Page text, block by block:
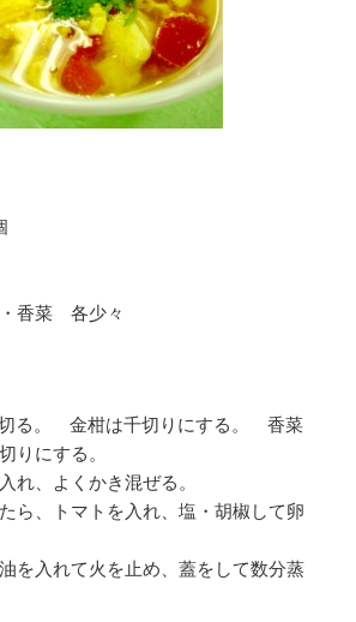
香菜 各少々
切る。 金柑は千切りにする。 香菜
りにする。
れ、よくかき混ぜる。
ら、トマトを入れ、塩・胡椒して卵
を入れて火を止め、蓋をして数分蒸